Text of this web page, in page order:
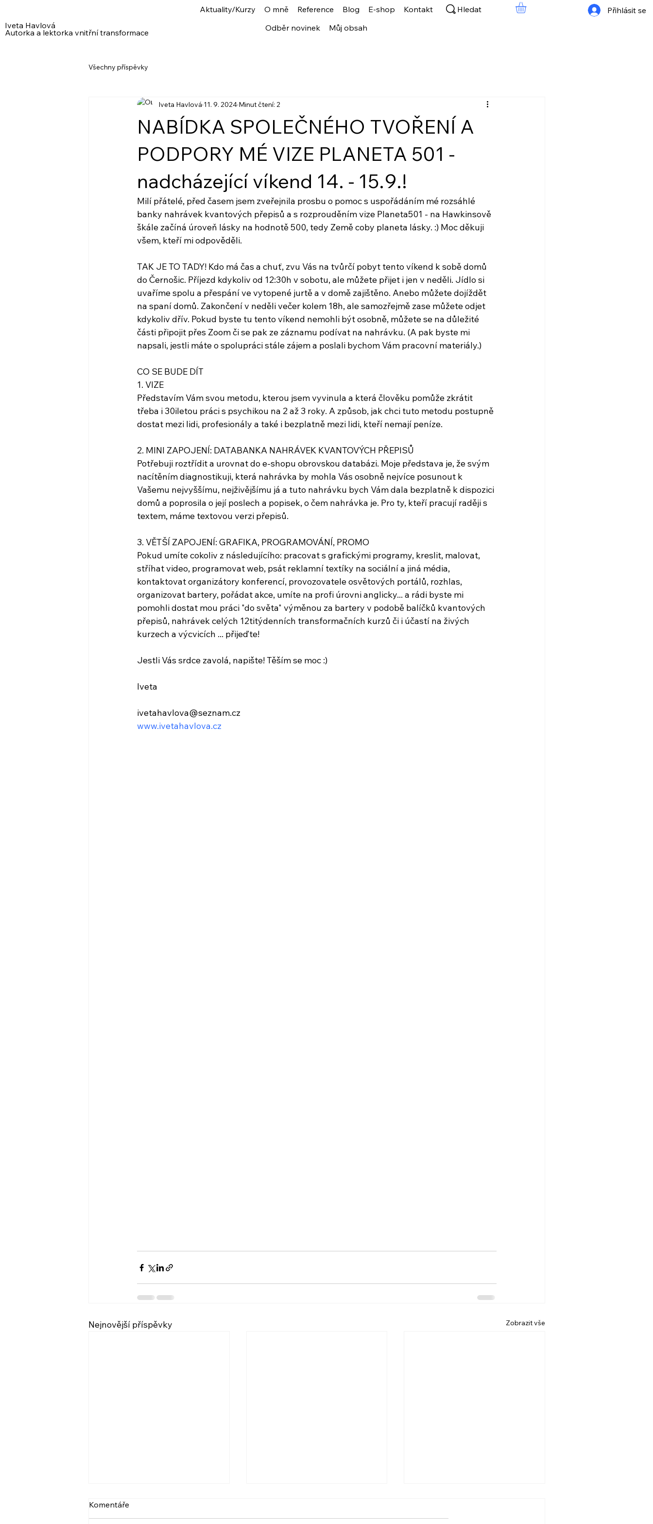
Iveta Havlová
Autorka a lektorka vnitřní transformace
Aktuality/Kurzy O mně Reference Blog E-shop
Kontakt
Odběr novinek
Můj obsah
Přihlásit se
Hledat
Všechny příspěvky
NABÍDKA SPOLEČNÉHO TVOŘENÍ A
PODPORY MÉ VIZE PLANETA 501 -
nadcházející víkend 14. - 15.9.!
Iveta Havlová 11. 9. 2024 Minut čtení: 2
Milí přátelé, před časem jsem zveřejnila prosbu o pomoc s uspořádáním mé rozsáhlé
banky nahrávek kvantových přepisů a s rozprouděním vize Planeta501 - na Hawkinsově
škále začíná úroveň lásky na hodnotě 500, tedy Země coby planeta lásky. :) Moc děkuji
všem, kteří mi odpověděli.
TAK JE TO TADY! Kdo má čas a chuť, zvu Vás na tvůrčí pobyt tento víkend k sobě domů
do Černošic. Příjezd kdykoliv od 12:30h v sobotu, ale můžete přijet i jen v neděli. Jídlo si
uvaříme spolu a přespání ve vytopené jurtě a v domě zajištěno. Anebo můžete dojíždět
na spaní domů. Zakončení v neděli večer kolem 18h, ale samozřejmě zase můžete odjet
kdykoliv dřív. Pokud byste tu tento víkend nemohli být osobně, můžete se na důležité
části připojit přes Zoom či se pak ze záznamu podívat na nahrávku. (A pak byste mi
napsali, jestli máte o spolupráci stále zájem a poslali bychom Vám pracovní materiály.)
CO SE BUDE DÍT
1. VIZE
Představím Vám svou metodu, kterou jsem vyvinula a která člověku pomůže zkrátit
třeba i 30iletou práci s psychikou na 2 až 3 roky. A způsob, jak chci tuto metodu postupně
dostat mezi lidi, profesionály a také i bezplatně mezi lidi, kteří nemají peníze.
2. MINI ZAPOJENÍ: DATABANKA NAHRÁVEK KVANTOVÝCH PŘEPISŮ
Potřebuji roztřídit a urovnat do e-shopu obrovskou databázi. Moje představa je, že svým
nacítěním diagnostikuji, která nahrávka by mohla Vás osobně nejvíce posunout k
Vašemu nejvyššímu, nejživějšímu já a tuto nahrávku bych Vám dala bezplatně k dispozici
domů a poprosila o její poslech a popisek, o čem nahrávka je. Pro ty, kteří pracují raději s
textem, máme textovou verzi přepisů.
3. VĚTŠÍ ZAPOJENÍ: GRAFIKA, PROGRAMOVÁNÍ, PROMO
Pokud umíte cokoliv z následujícího: pracovat s grafickými programy, kreslit, malovat,
stříhat video, programovat web, psát reklamní textíky na sociální a jiná média,
kontaktovat organizátory konferencí, provozovatele osvětových portálů, rozhlas,
organizovat bartery, pořádat akce, umíte na profi úrovni anglicky... a rádi byste mi
pomohli dostat mou práci "do světa" výměnou za bartery v podobě balíčků kvantových
přepisů, nahrávek celých 12titýdenních transformačních kurzů či i účastí na živých
kurzech a výcvicích ... přijeďte!
Jestli Vás srdce zavolá, napište! Těším se moc :)
Iveta
ivetahavlova@seznam.cz
www.ivetahavlova.cz
Nejnovější příspěvky Zobrazit vše
VIDEO: NARCIS A
Komentáře